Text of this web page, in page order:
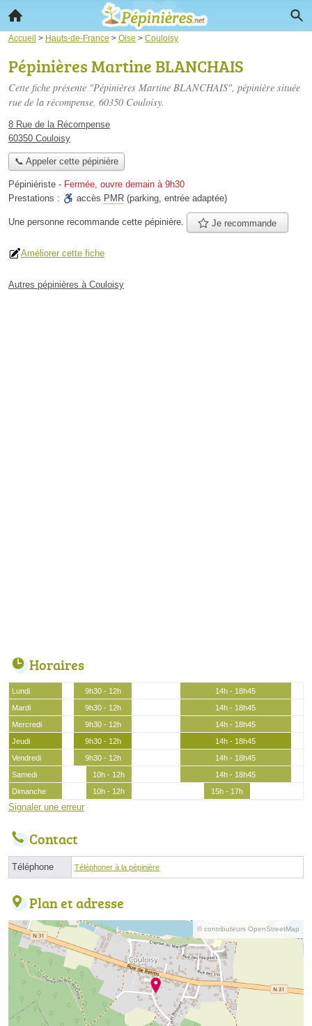
Accueil > Hauts-de-France > Oise > Couloisy
Pépinières Martine BLANCHAIS
Cette fiche présente "Pépinières Martine BLANCHAIS", pépinière située
rue de la récompense, 60350 Couloisy.
8 Rue de la Récompense
60350 Couloisy
📞 Appeler cette pépinière
Pépiniériste - Fermée, ouvre demain à 9h30
Prestations :
accès PMR (parking, entrée adaptée)
Une personne recommande cette pépinière. Je recommande
Améliorer cette fiche
Autres pépinières à Couloisy
Horaires
Lundi 9h30 - 12h
14h - 18h45
Mardi
9h30 - 12h
14h - 18h45
Mercredi
9h30 - 12h
14h - 18h45
Jeudi
9h30 - 12h
14h - 18h45
Vendredi
9h30 - 12h
14h - 18h45
Samedi
10h - 12h
14h - 18h45
Dimanche
10h - 12h 15h - 17h
Signaler une erreur
Contact
Téléphone Téléphoner à la pépinière
Plan et adresse
© contributeurs OpenStreetMap